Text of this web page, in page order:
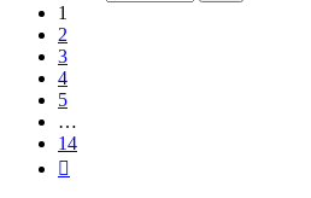
1
2
3
4
5
…
14